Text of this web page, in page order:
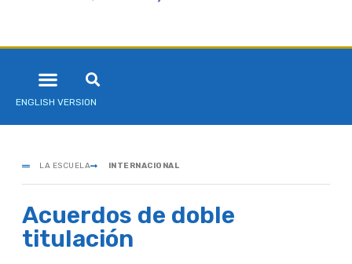
ENGLISH VERSION
LA ESCUELA INTERNACIONAL
Acuerdos de doble
titulación